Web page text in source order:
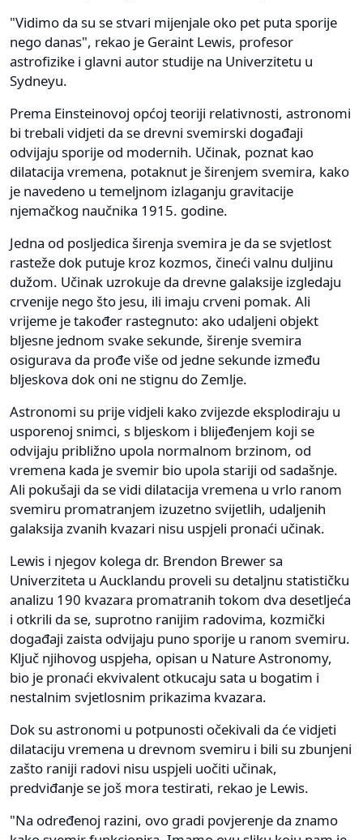
"Vidimo da su se stvari mijenjale oko pet puta sporije
nego danas", rekao je Geraint Lewis, profesor
astrofizike i glavni autor studije na Univerzitetu u
Sydneyu.
Prema Einsteinovoj općoj teoriji relativnosti, astronomi
bi trebali vidjeti da se drevni svemirski događaji
odvijaju sporije od modernih. Učinak, poznat kao
dilatacija vremena, potaknut je širenjem svemira, kako
je navedeno u temeljnom izlaganju gravitacije
njemačkog naučnika 1915. godine.
Jedna od posljedica širenja svemira je da se svjetlost
rasteže dok putuje kroz kozmos, čineći valnu duljinu
dužom. Učinak uzrokuje da drevne galaksije izgledaju
crvenije nego što jesu, ili imaju crveni pomak. Ali
vrijeme je također rastegnuto: ako udaljeni objekt
bljesne jednom svake sekunde, širenje svemira
osigurava da prođe više od jedne sekunde između
bljeskova dok oni ne stignu do Zemlje.
Astronomi su prije vidjeli kako zvijezde eksplodiraju u
usporenoj snimci, s bljeskom i blijeđenjem koji se
odvijaju približno upola normalnom brzinom, od
vremena kada je svemir bio upola stariji od sadašnje.
Ali pokušaji da se vidi dilatacija vremena u vrlo ranom
svemiru promatranjem izuzetno svijetlih, udaljenih
galaksija zvanih kvazari nisu uspjeli pronaći učinak.
Lewis i njegov kolega dr. Brendon Brewer sa
Univerziteta u Aucklandu proveli su detaljnu statističku
analizu 190 kvazara promatranih tokom dva desetljeća
i otkrili da se, suprotno ranijim radovima, kozmički
događaji zaista odvijaju puno sporije u ranom svemiru.
Ključ njihovog uspjeha, opisan u Nature Astronomy,
bio je pronaći ekvivalent otkucaju sata u bogatim i
nestalnim svjetlosnim prikazima kvazara.
Dok su astronomi u potpunosti očekivali da će vidjeti
dilataciju vremena u drevnom svemiru i bili su zbunjeni
zašto raniji radovi nisu uspjeli uočiti učinak,
predviđanje se još mora testirati, rekao je Lewis.
"Na određenoj razini, ovo gradi povjerenje da znamo